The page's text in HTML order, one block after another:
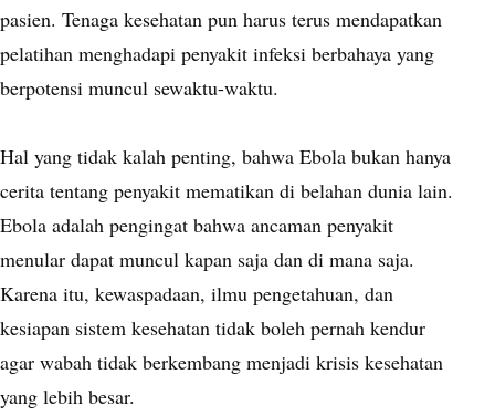
pasien. Tenaga kesehatan pun harus terus mendapatkan
pelatihan menghadapi penyakit infeksi berbahaya yang
berpotensi muncul sewaktu-waktu.
Hal yang tidak kalah penting, bahwa Ebola bukan hanya
cerita tentang penyakit mematikan di belahan dunia lain.
Ebola adalah pengingat bahwa ancaman penyakit
menular dapat muncul kapan saja dan di mana saja.
Karena itu, kewaspadaan, ilmu pengetahuan, dan
kesiapan sistem kesehatan tidak boleh pernah kendur
agar wabah tidak berkembang menjadi krisis kesehatan
yang lebih besar.